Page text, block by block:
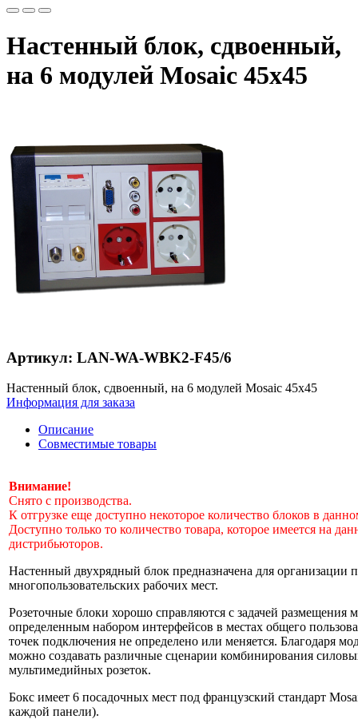
Настенный блок, сдвоенный,
на 6 модулей Mosaic 45x45
Артикул: LAN-WA-WBK2-F45/6
Настенный блок, сдвоенный, на 6 модулей Mosaic 45x45
Информация для заказа
Описание
Совместимые товары
Внимание!
Снято с производства.
К отгрузке еще доступно некоторое количество блоков в
Доступно только то количество товара, которое имеется на
дистрибьюторов.
Настенный двухрядный блок предназначена для
многопользовательских рабочих мест.
Розеточные блоки хорошо справляются с задачей размещения
определенным набором интерфейсов в местах общего
точек подключения не определено или меняется. Благодаря
можно создавать различные сценарии комбинирования
мультимедийных розеток.
Бокс имеет 6 посадочных мест под французский стандарт
каждой панели).